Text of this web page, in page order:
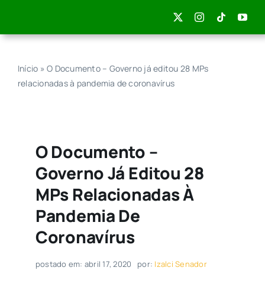
content
Início »O Documento – Governo já editou 28 MPs
relacionadas à pandemia de coronavírus
O Documento –
Governo Já Editou 28
MPs Relacionadas À
Pandemia De
Coronavírus
postado em: abril 17, 2020 por: Izalci Senador